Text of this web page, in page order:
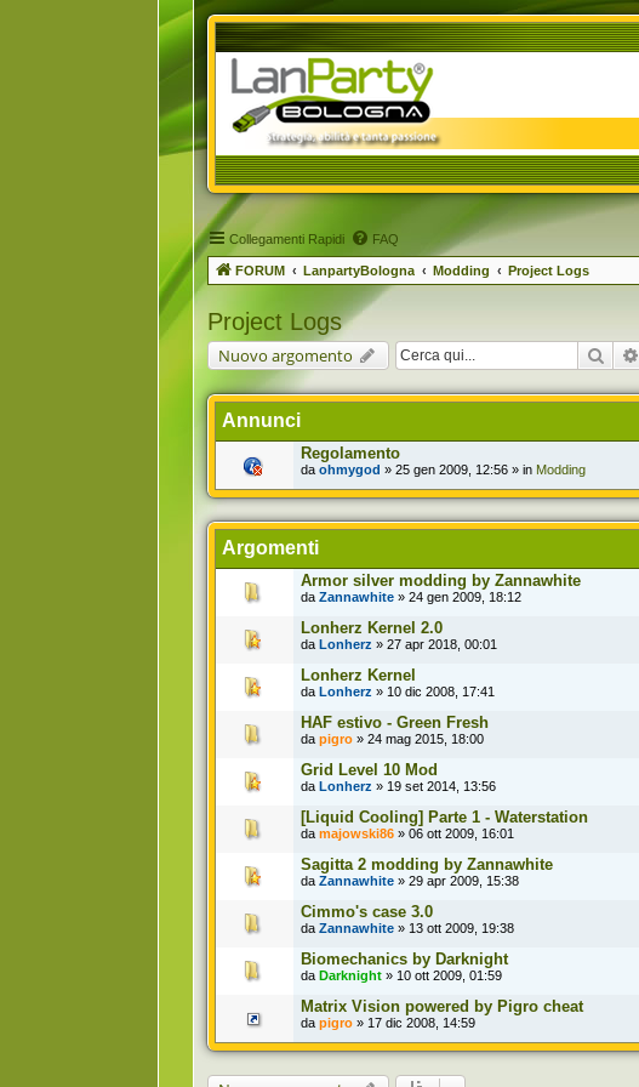
Collegamenti Rapidi FAQ
FORUM LanpartyBologna Modding Project Logs
Project Logs
Nuovo argomento Cerca
Annunci
Regolamento
da ohmygod » 25 gen 2009, 12:56 » in Modding
Argomenti
Armor silver modding by Zannawhite
da Zannawhite » 24 gen 2009, 18:12
Lonherz Kernel 2.0
da Lonherz » 27 apr 2018, 00:01
Lonherz Kernel
da Lonherz » 10 dic 2008, 17:41
HAF estivo - Green Fresh
da pigro » 24 mag 2015, 18:00
Grid Level 10 Mod
da Lonherz » 19 set 2014, 13:56
[Liquid Cooling] Parte 1 - Waterstation
da majowski86 » 06 ott 2009, 16:01
Sagitta 2 modding by Zannawhite
da Zannawhite » 29 apr 2009, 15:38
Cimmo's case 3.0
da Zannawhite » 13 ott 2009, 19:38
Biomechanics by Darknight
da Darknight » 10 ott 2009, 01:59
Matrix Vision powered by Pigro cheat
da pigro » 17 dic 2008, 14:59